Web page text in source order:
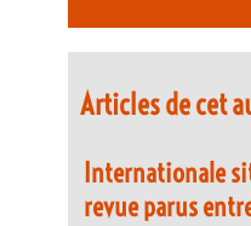
Articles de cet
Internationale
revue parus